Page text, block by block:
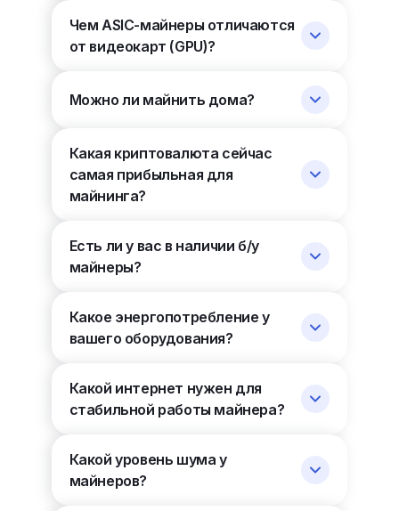
Чем ASIC-майнеры отличаются
от видеокарт (GPU)?
Можно ли майнить дома?
Какая криптовалюта сейчас
самая прибыльная для
майнинга?
Есть ли у вас в наличии б/у
майнеры?
Какое энергопотребление у
вашего оборудования?
Какой интернет нужен для
стабильной работы майнера?
Какой уровень шума у
майнеров?